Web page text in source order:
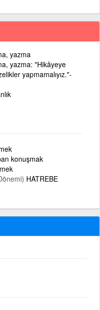
yazma
yazma: "Hikâyeye
yapmamalıyız."-
konuşmak
HATREBE